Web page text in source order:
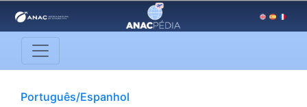
Português/Espanhol